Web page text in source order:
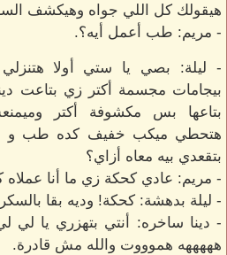
هيقولك كل اللي جواه وهيكشف
- مريم: طب أعمل أيه؟.
- ليلة: بصي يا ستي أولا هتنزلي
بيجامات مجسمة أكتر زي بتاعت
بتاعها بس مكشوفة أكتر
هتحطي ميكب خفيف كده طب و
بتقعدي بيه معاه أزاي؟
- مريم: عادي كحكة زي ما أنا عملاه
- ليلة بدهشة: كحكة! وديه بقا
- دينا ساخره: أنتي بتهزري يا لي
هههههه هموووت والله مش قادرة.